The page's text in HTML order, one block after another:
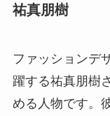
祐真朋樹
ファッションデ
躍する祐真朋樹
める人物です。